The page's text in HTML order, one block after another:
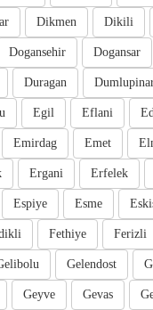
Dikili
Dikmen
Dogansar
Dogansehir
Duragan
Eflani
Egil
Emet
Emirdag
Erfelek
Ergani
Esme
Espiye
Ferizli
Fethiye
Gelendost
Gevas
Geyve